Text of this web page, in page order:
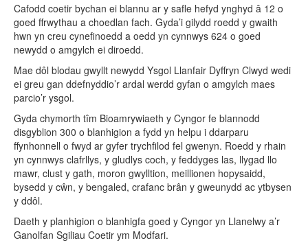
Cafodd coetir bychan ei blannu ar y safle hefyd ynghyd â 12 o
goed ffrwythau a choedlan fach. Gyda’i gilydd roedd y gwaith
hwn yn creu cynefinoedd a oedd yn cynnwys 624 o goed
newydd o amgylch ei diroedd.
Mae dôl blodau gwyllt newydd Ysgol Llanfair Dyffryn Clwyd wedi
ei greu gan ddefnyddio’r ardal werdd gyfan o amgylch maes
parcio’r ysgol.
Gyda chymorth tîm Bioamrywiaeth y Cyngor fe blannodd
disgyblion 300 o blanhigion a fydd yn helpu i ddarparu
ffynhonnell o fwyd ar gyfer trychfilod fel gwenyn. Roedd y rhain
yn cynnwys clafrllys, y gludlys coch, y feddyges las, llygad llo
mawr, clust y gath, moron gwylltion, meillionen hopysaidd,
bysedd y cŵn, y bengaled, crafanc brân y gweunydd ac ytbysen
y ddôl.
Daeth y planhigion o blanhigfa goed y Cyngor yn Llanelwy a’r
Ganolfan Sgiliau Coetir ym Modfari.